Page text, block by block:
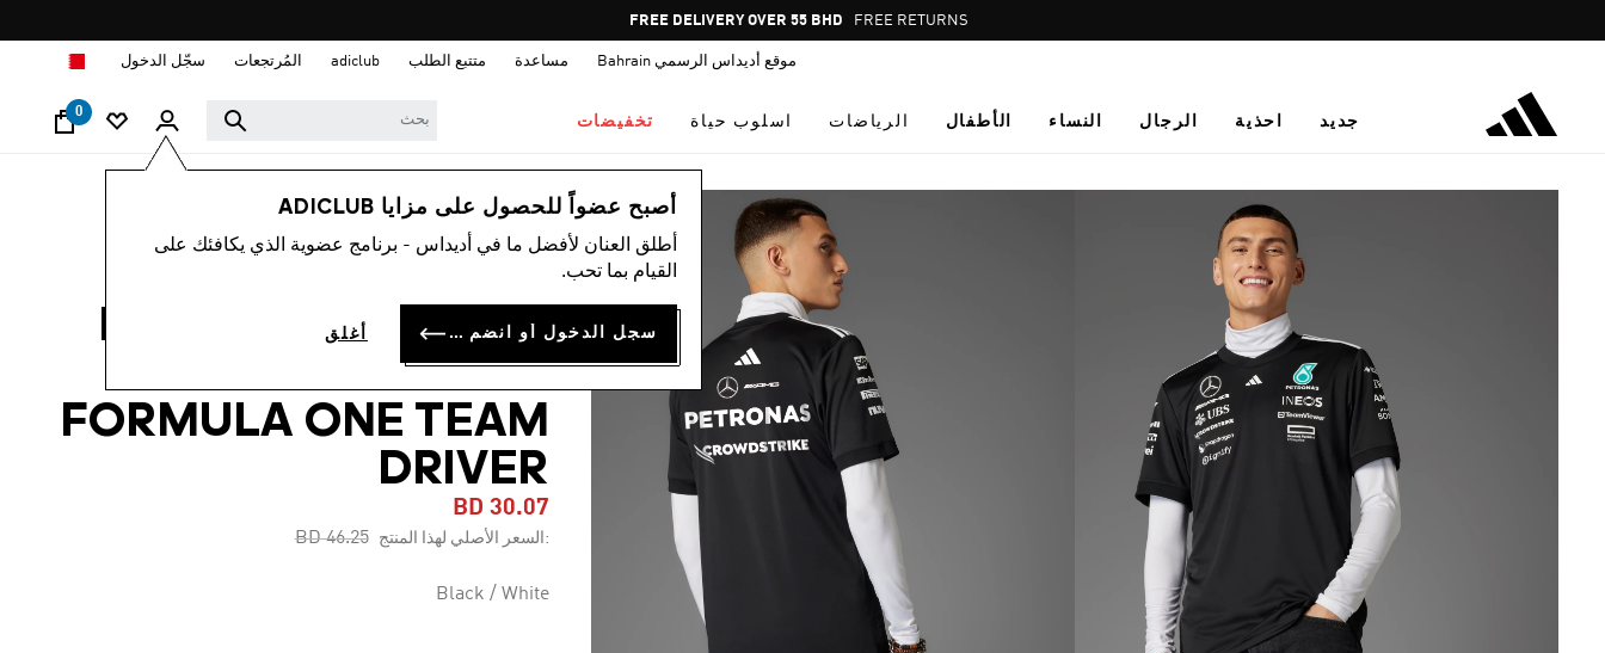
Pause
promotion
FREE DELIVERY OVER 55 BHD FREE RETURNS
موقع أديداس الرسمي Bahrain مساعدة متتبع الطلب adiclub المُرتجعات سجّل الدخول
جديد احذية الرجال النساء الأطفال الرياضات اسلوب حياة تخفيضات
0
أصبح عضواً للحصول على مزايا ADICLUB
أطلق العنان لأفضل ما في أديداس - برنامج عضوية الذي يكافئك على
القيام بما تحب.
سجل الدخول أو انضم الآن أغلق
الرجال ملابس
جيرسي MERCEDES -
AMG PETRONAS
FORMULA ONE TEAM
DRIVER
BD 30.07
:السعر الأصلي لهذا المنتج Price reduced from
BD 46.25
to
Black / White